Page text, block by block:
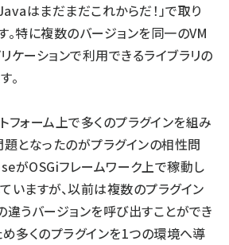
はまだまだこれからだ！」で取り
特に複数のバージョンを同一のVM
ケーションで利用できるライブラリの
。
フォーム上で多くのプラグインを組み
題となったのがプラグインの相性問
がOSGiフレームワーク上で稼動し
いますが、以前は複数のプラグイン
違うバージョンを呼び出すことができ
め多くのプラグインを1つの環境へ導